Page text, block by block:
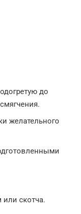
до
желательного
или скотча.